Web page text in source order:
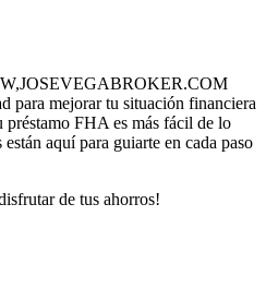
para mejorar tu situación financiera
FHA es más fácil de lo
aquí para guiarte en cada paso
de tus ahorros!